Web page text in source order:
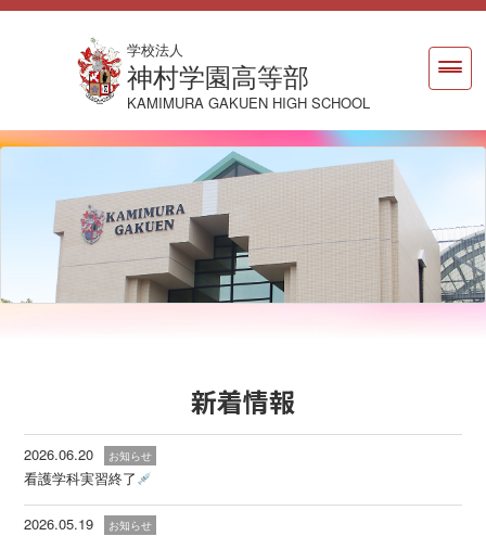
学校法人
神村学園高等部
KAMIMURA GAKUEN HIGH SCHOOL
新着情報
2026.06.20 お知らせ
看護学科実習終了
2026.05.19 お知らせ